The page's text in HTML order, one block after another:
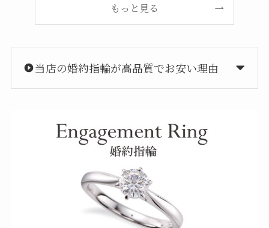
もっと見る
当店の婚約指輪が高品質でお安い理由